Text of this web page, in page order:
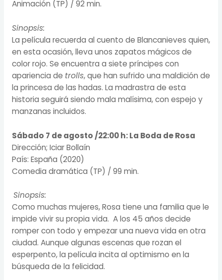
Animación (TP) / 92 min.
Sinopsis:
La película recuerda al cuento de Blancanieves quien,
en esta ocasión, lleva unos zapatos mágicos de
color rojo. Se encuentra a siete príncipes con
apariencia de trolls, que han sufrido una maldición de
la princesa de las hadas. La madrastra de esta
historia seguirá siendo mala malísima, con espejo y
manzanas incluidos.
Sábado 7 de agosto /22:00 h:La Boda de Rosa
Dirección; Iciar Bollaín
País: España (2020)
Comedia dramática (TP) / 99 min.
Sinopsis:
Como muchas mujeres, Rosa tiene una familia que le
impide vivir su propia vida. A los 45 años decide
romper con todo y empezar una nueva vida en otra
ciudad. Aunque algunas escenas que rozan el
esperpento, la película incita al optimismo en la
búsqueda de la felicidad.